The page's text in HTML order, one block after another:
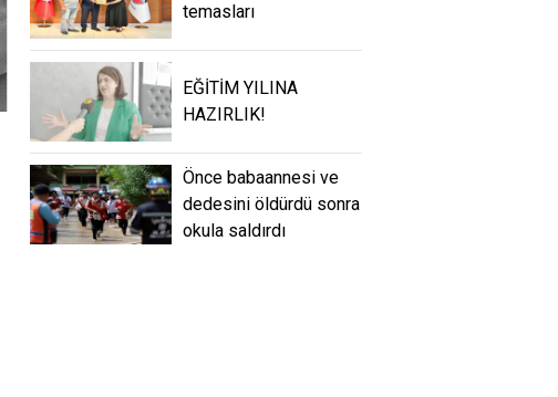
temasları
EĞİTİM YILINA
HAZIRLIK!
Önce babaannesi ve
dedesini öldürdü sonra
okula saldırdı